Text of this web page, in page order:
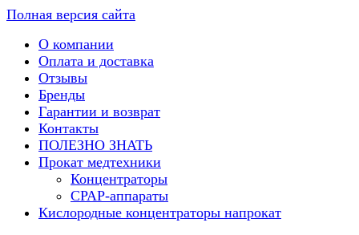
Полная версия сайта
О компании
Оплата и доставка
Отзывы
Бренды
Гарантии и возврат
Контакты
ПОЛЕЗНО ЗНАТЬ
Прокат медтехники
Концентраторы
CPAP-аппараты
Кислородные концентраторы напрокат